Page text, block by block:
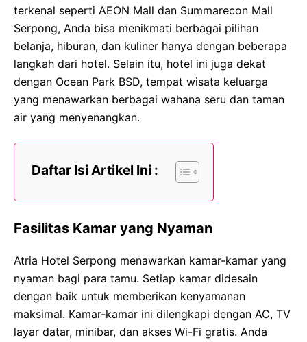
terkenal seperti AEON Mall dan Summarecon Mall
Serpong, Anda bisa menikmati berbagai pilihan
belanja, hiburan, dan kuliner hanya dengan beberapa
langkah dari hotel. Selain itu, hotel ini juga dekat
dengan Ocean Park BSD, tempat wisata keluarga
yang menawarkan berbagai wahana seru dan taman
air yang menyenangkan.
Daftar Isi Artikel Ini :
Fasilitas Kamar yang Nyaman
Atria Hotel Serpong menawarkan kamar-kamar yang
nyaman bagi para tamu. Setiap kamar didesain
dengan baik untuk memberikan kenyamanan
maksimal. Kamar-kamar ini dilengkapi dengan AC, TV
layar datar, minibar, dan akses Wi-Fi gratis. Anda